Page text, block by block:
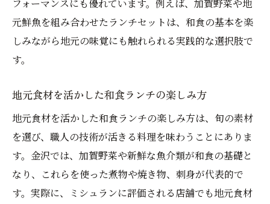
フォーマンスにも優れています。例えば、加賀野菜や地
元鮮魚を組み合わせたランチセットは、和食の基本を楽
しみながら地元の味覚にも触れられる実践的な選択肢で
す。
地元食材を活かした和食ランチの楽しみ方
地元食材を活かした和食ランチの楽しみ方は、旬の素材
を選び、職人の技術が活きる料理を味わうことにありま
す。金沢では、加賀野菜や新鮮な魚介類が和食の基礎と
なり、これらを使った煮物や焼き物、刺身が代表的で
す。実際に、ミシュランに評価される店舗でも地元食材